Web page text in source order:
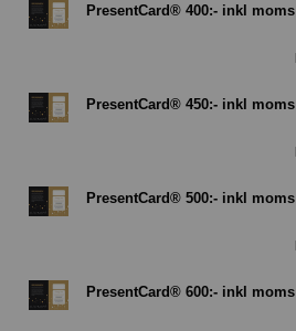
PresentCard® 400:- inkl moms
PresentCard® 450:- inkl moms
PresentCard® 500:- inkl moms
PresentCard® 600:- inkl moms